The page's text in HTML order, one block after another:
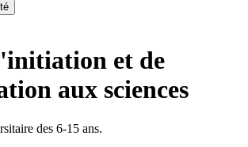
et de
aux sciences
des 6-15 ans.